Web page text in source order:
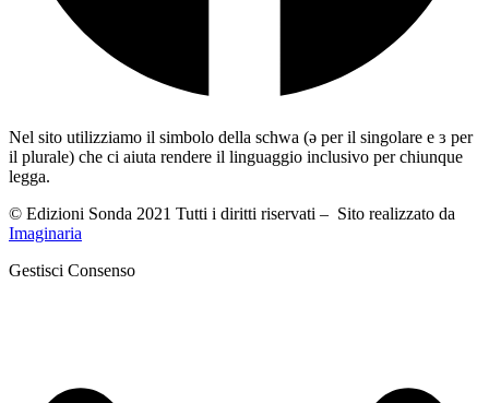
Nel sito utilizziamo il simbolo della schwa (ə per il singolare e ɜ per
il plurale) che ci aiuta rendere il linguaggio inclusivo per chiunque
legga.
© Edizioni Sonda 2021 Tutti i diritti riservati – Sito realizzato da
Imaginaria
Gestisci Consenso